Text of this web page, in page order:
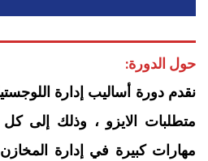
حول الدورة:
نقدم دورة أساليب إدارة
متطلبات الايزو ، وذلك إلى
مهارات كبيرة في إدارة